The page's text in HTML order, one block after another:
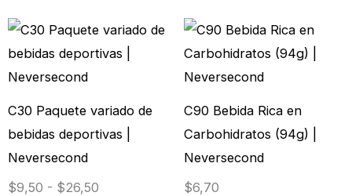
C30 Paquete variado de
bebidas deportivas |
Neversecond
$9,50 - $26,50
Rango
de
$9,50
hasta
Este
producto
C90 Bebida Rica en
Carbohidratos (94g) |
Neversecond
$6,70